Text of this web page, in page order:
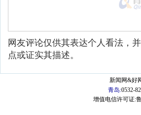
网友评论仅供其表达个人看法，
点或证实其描述。